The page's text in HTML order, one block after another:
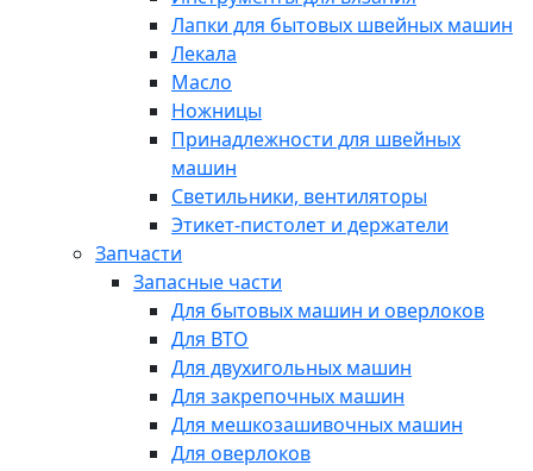
Лапки для бытовых швейных машин
Лекала
Масло
Ножницы
Принадлежности для швейных
машин
Светильники, вентиляторы
Этикет-пистолет и держатели
Запчасти
Запасные части
Для бытовых машин и оверлоков
Для ВТО
Для двухигольных машин
Для закрепочных машин
Для мешкозашивочных машин
Для оверлоков